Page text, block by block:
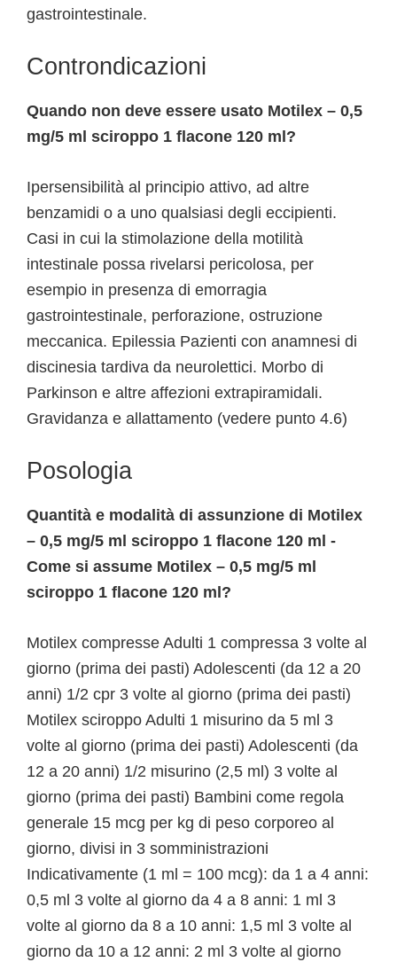
gastrointestinale.
Controndicazioni
Quando non deve essere usato Motilex – 0,5
mg/5 ml sciroppo 1 flacone 120 ml?
Ipersensibilità al principio attivo, ad altre
benzamidi o a uno qualsiasi degli eccipienti.
Casi in cui la stimolazione della motilità
intestinale possa rivelarsi pericolosa, per
esempio in presenza di emorragia
gastrointestinale, perforazione, ostruzione
meccanica. Epilessia Pazienti con anamnesi di
discinesia tardiva da neurolettici. Morbo di
Parkinson e altre affezioni extrapiramidali.
Gravidanza e allattamento (vedere punto 4.6)
Posologia
Quantità e modalità di assunzione di Motilex
– 0,5 mg/5 ml sciroppo 1 flacone 120 ml -
Come si assume Motilex – 0,5 mg/5 ml
sciroppo 1 flacone 120 ml?
Motilex compresse Adulti 1 compressa 3 volte al
giorno (prima dei pasti) Adolescenti (da 12 a 20
anni) 1/2 cpr 3 volte al giorno (prima dei pasti)
Motilex sciroppo Adulti 1 misurino da 5 ml 3
volte al giorno (prima dei pasti) Adolescenti (da
12 a 20 anni) 1/2 misurino (2,5 ml) 3 volte al
giorno (prima dei pasti) Bambini come regola
generale 15 mcg per kg di peso corporeo al
giorno, divisi in 3 somministrazioni
Indicativamente (1 ml = 100 mcg): da 1 a 4 anni:
0,5 ml 3 volte al giorno da 4 a 8 anni: 1 ml 3
volte al giorno da 8 a 10 anni: 1,5 ml 3 volte al
giorno da 10 a 12 anni: 2 ml 3 volte al giorno